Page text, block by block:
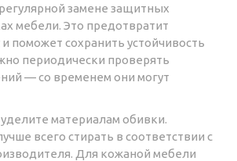
замене защитных
мебели. Это предотвратит
поможет сохранить устойчивость
периодически проверять
— со временем они могут
материалам обивки.
всего стирать в соответствии с
Для кожаной мебели